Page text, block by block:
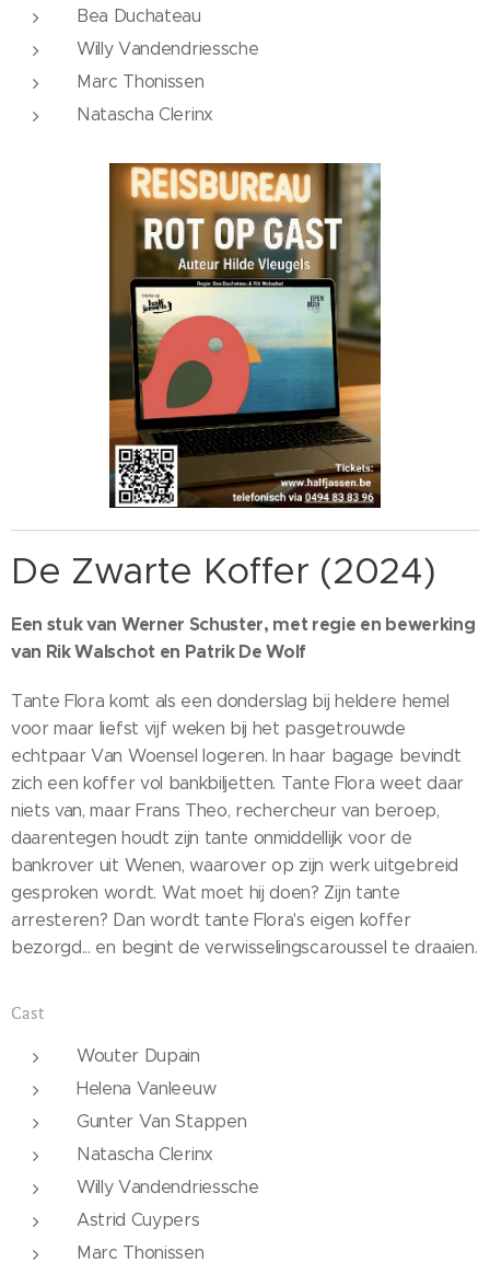
Bea Duchateau
Willy Vandendriessche
Marc Thonissen
Natascha Clerinx
De Zwarte Koffer (2024)
Een stuk van Werner Schuster, met regie en bewerking
van Rik Walschot en Patrik De Wolf
Tante Flora komt als een donderslag bij heldere hemel
voor maar liefst vijf weken bij het pasgetrouwde
echtpaar Van Woensel logeren. In haar bagage bevindt
zich een koffer vol bankbiljetten. Tante Flora weet daar
niets van, maar Frans Theo, rechercheur van beroep,
daarentegen houdt zijn tante onmiddellijk voor de
bankrover uit Wenen, waarover op zijn werk uitgebreid
gesproken wordt. Wat moet hij doen? Zijn tante
arresteren? Dan wordt tante Flora's eigen koffer
bezorgd... en begint de verwisselingscaroussel te draaien.
Cast
Wouter Dupain
Helena Vanleeuw
Gunter Van Stappen
Natascha Clerinx
Willy Vandendriessche
Astrid Cuypers
Marc Thonissen